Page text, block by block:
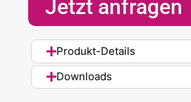
Jetzt anfragen
Produkt-Details
Downloads